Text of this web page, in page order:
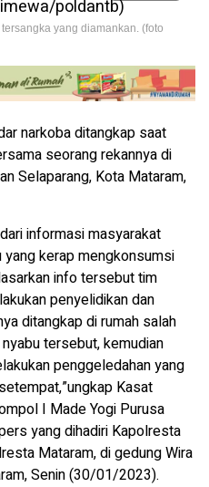
yang diamankan. (foto
narkoba ditangkap saat
seorang rekannya di
Selaparang, Kota Mataram,
informasi masyarakat
kerap mengkonsumsi
info tersebut tim
penyelidikan dan
ditangkap di rumah salah
tersebut, kemudian
penggeledahan yang
Kasat
I Made Yogi Purusa
yang dihadiri Kapolresta
Mataram, di gedung Wira
Senin (30/01/2023).